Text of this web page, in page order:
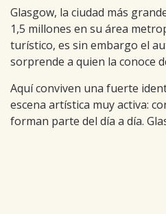
Glasgow, la ciudad más
1,5 millones en su área
turístico, es sin embargo el
sorprende a quien la conoce
Aquí conviven una fuerte
escena artística muy activa:
forman parte del día a día.